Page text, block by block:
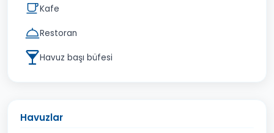
Kafe
Restoran
Havuz başı büfesi
Havuzlar